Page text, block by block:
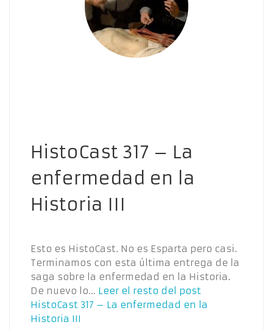
HistoCast 317 – La
enfermedad en la
Historia III
Esto es HistoCast. No es Esparta pero casi.
Terminamos con esta última entrega de la
saga sobre la enfermedad en la Historia.
De nuevo lo… Leer el resto del post
HistoCast 317 – La enfermedad en la
Historia III